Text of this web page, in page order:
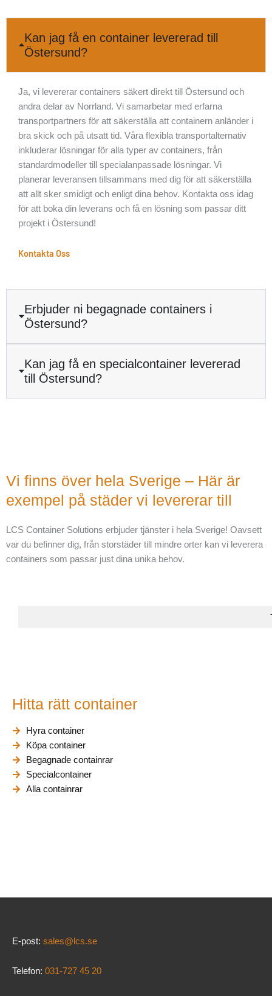
Kan jag få en container levererad till
Östersund?
Ja, vi levererar containers säkert direkt till Östersund och
andra delar av Norrland. Vi samarbetar med erfarna
transportpartners för att säkerställa att containern anländer i
bra skick och på utsatt tid. Våra flexibla transportalternativ
inkluderar lösningar för alla typer av containers, från
standardmodeller till specialanpassade lösningar. Vi
planerar leveransen tillsammans med dig för att säkerställa
att allt sker smidigt och enligt dina behov. Kontakta oss idag
för att boka din leverans och få en lösning som passar ditt
projekt i Östersund!
Kontakta Oss
Erbjuder ni begagnade containers i
Östersund?
Kan jag få en specialcontainer levererad
till Östersund?
Vi finns över hela Sverige – Här är
exempel på städer vi levererar till
LCS Container Solutions erbjuder tjänster i hela Sverige! Oavsett
var du befinner dig, från storstäder till mindre orter kan vi leverera
containers som passar just dina unika behov.
Hitta rätt container
Hyra container
Köpa container
Begagnade containrar
Specialcontainer
Alla containrar
E-post: sales@lcs.se
Telefon: 031-727 45 20